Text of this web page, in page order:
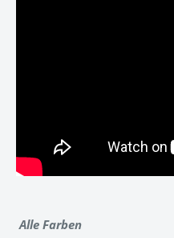
Alle Farben